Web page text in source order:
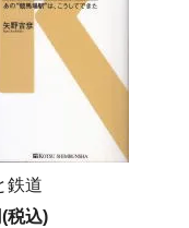
鉄道
税込)